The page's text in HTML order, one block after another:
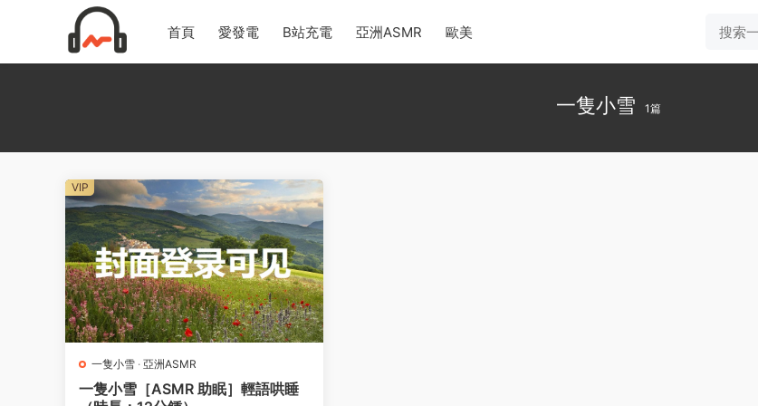
首頁 愛發電 B站充電 亞洲ASMR 歐美
一隻小雪 1篇
一隻小雪 · 亞洲ASMR
一隻小雪［ASMR 助眠］輕語哄睡
VIP